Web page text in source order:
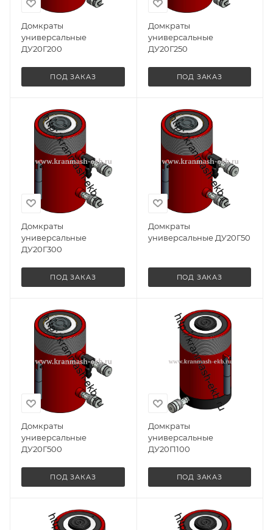
Домкраты
универсальные
ДУ20Г200
ПОД ЗАКАЗ
Домкраты
универсальные
ДУ20Г250
ПОД ЗАКАЗ
Домкраты
универсальные
ДУ20Г300
ПОД ЗАКАЗ
Домкраты
универсальные ДУ20Г50
ПОД ЗАКАЗ
Домкраты
универсальные
ДУ20Г500
ПОД ЗАКАЗ
Домкраты
универсальные
ДУ20П100
ПОД ЗАКАЗ